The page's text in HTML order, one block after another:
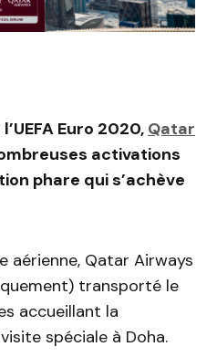
Euro 2020, Qatar
activations
phare qui s’achève
aérienne, Qatar Airways
transporté le
accueillant la
spéciale à Doha.